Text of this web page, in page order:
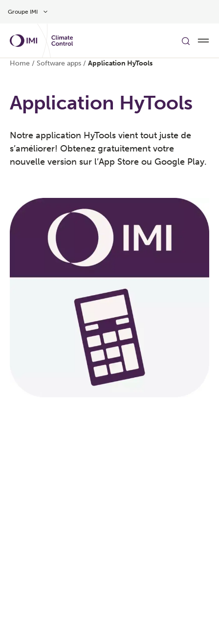
Groupe IMI
Home / Software apps / Application HyTools
Application HyTools
Notre application HyTools vient tout juste de
s’améliorer! Obtenez gratuitement votre
nouvelle version sur l’App Store ou Google Play.